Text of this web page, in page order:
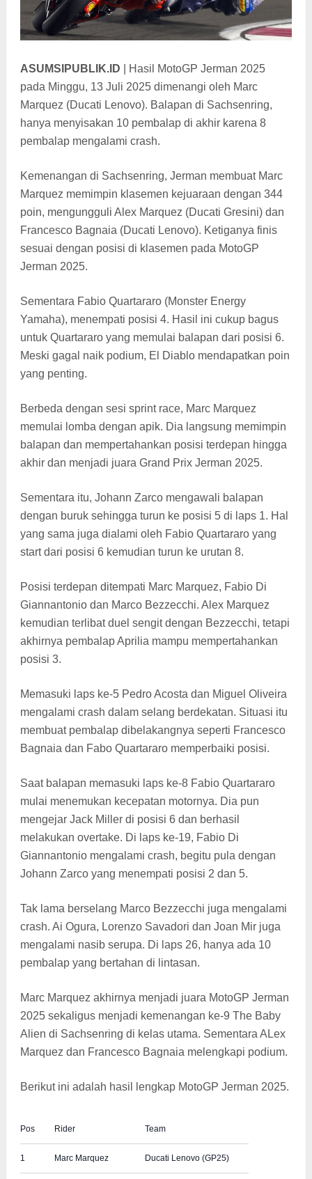
ASUMSIPUBLIK.ID
Hasil MotoGP Jerman 2025
pada Minggu, 13 Juli 2025 dimenangi oleh Marc
Marquez (Ducati Lenovo). Balapan di Sachsenring,
hanya menyisakan 10 pembalap di akhir karena 8
pembalap mengalami crash.
Kemenangan di Sachsenring, Jerman membuat Marc
Marquez memimpin klasemen kejuaraan dengan 344
poin, mengungguli Alex Marquez (Ducati Gresini) dan
Francesco Bagnaia (Ducati Lenovo). Ketiganya finis
sesuai dengan posisi di klasemen pada MotoGP
Jerman 2025.
Sementara Fabio Quartararo (Monster Energy
Yamaha), menempati posisi 4. Hasil ini cukup bagus
untuk Quartararo yang memulai balapan dari posisi 6.
Meski gagal naik podium, El Diablo mendapatkan poin
yang penting.
Berbeda dengan sesi sprint race, Marc Marquez
memulai lomba dengan apik. Dia langsung memimpin
balapan dan mempertahankan posisi terdepan hingga
akhir dan menjadi juara Grand Prix Jerman 2025.
Sementara itu, Johann Zarco mengawali balapan
dengan buruk sehingga turun ke posisi 5 di laps 1. Hal
yang sama juga dialami oleh Fabio Quartararo yang
start dari posisi 6 kemudian turun ke urutan 8.
Posisi terdepan ditempati Marc Marquez, Fabio Di
Giannantonio dan Marco Bezzecchi. Alex Marquez
kemudian terlibat duel sengit dengan Bezzecchi, tetapi
akhirnya pembalap Aprilia mampu mempertahankan
posisi 3.
Memasuki laps ke-5 Pedro Acosta dan Miguel Oliveira
mengalami crash dalam selang berdekatan. Situasi itu
membuat pembalap dibelakangnya seperti Francesco
Bagnaia dan Fabo Quartararo memperbaiki posisi.
Saat balapan memasuki laps ke-8 Fabio Quartararo
mulai menemukan kecepatan motornya. Dia pun
mengejar Jack Miller di posisi 6 dan berhasil
melakukan overtake. Di laps ke-19, Fabio Di
Giannantonio mengalami crash, begitu pula dengan
Johann Zarco yang menempati posisi 2 dan 5.
Tak lama berselang Marco Bezzecchi juga mengalami
crash. Ai Ogura, Lorenzo Savadori dan Joan Mir juga
mengalami nasib serupa. Di laps 26, hanya ada 10
pembalap yang bertahan di lintasan.
Marc Marquez akhirnya menjadi juara MotoGP Jerman
2025 sekaligus menjadi kemenangan ke-9 The Baby
Alien di Sachsenring di kelas utama. Sementara ALex
Marquez dan Francesco Bagnaia melengkapi podium.
Berikut ini adalah hasil lengkap MotoGP Jerman 2025.
Pos Rider Team
1 Marc Marquez Ducati Lenovo (GP25)